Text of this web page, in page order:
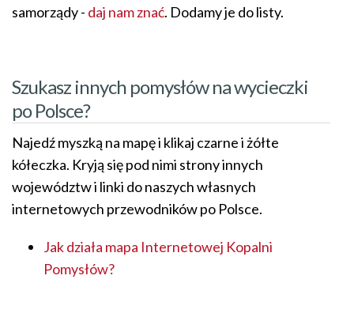
samorządy - daj nam znać. Dodamy je do listy.
Szukasz innych pomysłów na wycieczki
po Polsce?
Najedź myszką na mapę i klikaj czarne i żółte
kółeczka. Kryją się pod nimi strony innych
województw i linki do naszych własnych
internetowych przewodników po Polsce.
Jak działa mapa Internetowej Kopalni
Pomysłów?